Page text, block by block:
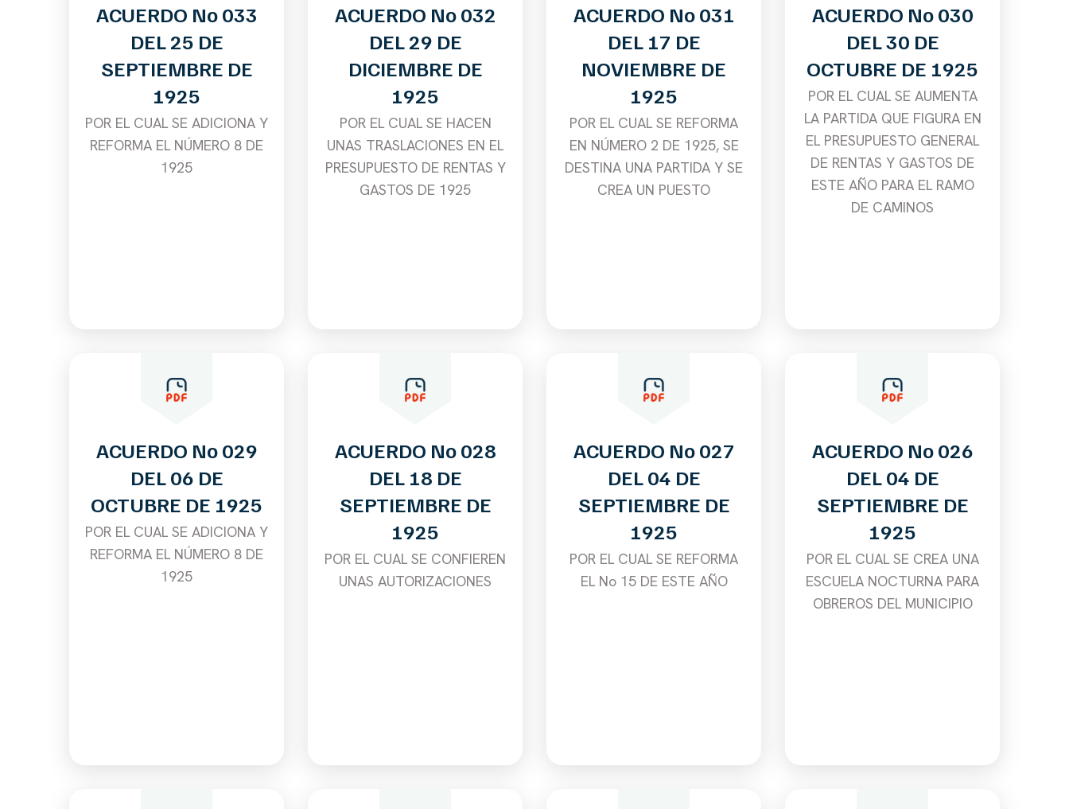
ACUERDO No 033
DEL 25 DE
SEPTIEMBRE DE
1925
POR EL CUAL SE ADICIONA Y
REFORMA EL NÚMERO 8 DE
1925
ACUERDO No 032
DEL 29 DE
DICIEMBRE DE
1925
POR EL CUAL SE HACEN
UNAS TRASLACIONES EN EL
PRESUPUESTO DE RENTAS Y
GASTOS DE 1925
ACUERDO No 031
DEL 17 DE
NOVIEMBRE DE
1925
POR EL CUAL SE REFORMA
EN NÚMERO 2 DE 1925, SE
DESTINA UNA PARTIDA Y SE
CREA UN PUESTO
ACUERDO No 030
DEL 30 DE
OCTUBRE DE 1925
POR EL CUAL SE AUMENTA
LA PARTIDA QUE FIGURA EN
EL PRESUPUESTO GENERAL
DE RENTAS Y GASTOS DE
ESTE AÑO PARA EL RAMO
DE CAMINOS
ACUERDO No 029
DEL 06 DE
OCTUBRE DE 1925
POR EL CUAL SE ADICIONA Y
REFORMA EL NÚMERO 8 DE
1925
ACUERDO No 028
DEL 18 DE
SEPTIEMBRE DE
1925
POR EL CUAL SE CONFIEREN
UNAS AUTORIZACIONES
ACUERDO No 027
DEL 04 DE
SEPTIEMBRE DE
1925
POR EL CUAL SE REFORMA
EL No 15 DE ESTE AÑO
ACUERDO No 026
DEL 04 DE
SEPTIEMBRE DE
1925
POR EL CUAL SE CREA UNA
ESCUELA NOCTURNA PARA
OBREROS DEL MUNICIPIO